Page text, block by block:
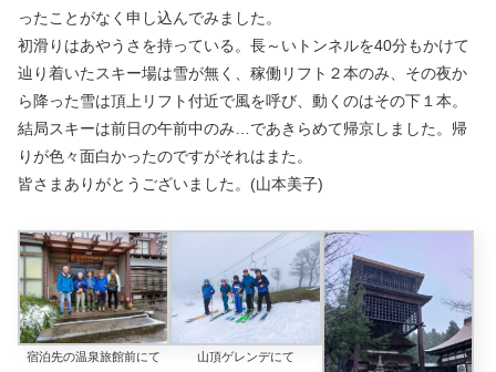
ったことがなく申し込んでみました。
初滑りはあやうさを持っている。長～いトンネルを40分もかけて
辿り着いたスキー場は雪が無く、稼働リフト２本のみ、その夜か
ら降った雪は頂上リフト付近で風を呼び、動くのはその下１本。
結局スキーは前日の午前中のみ…であきらめて帰京しました。帰
りが色々面白かったのですがそれはまた。
皆さまありがとうございました。(山本美子)
宿泊先の温泉旅館前にて 山頂ゲレンデにて